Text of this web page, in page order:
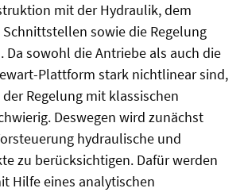
mit der Hydraulik, dem
sowie die Regelung
Da sowohl die Antriebe als auch die
Plattform stark nichtlinear sind,
Regelung mit klassischen
Deswegen wird zunächst
hydraulische und
zu berücksichtigen. Dafür werden
Hilfe eines analytischen